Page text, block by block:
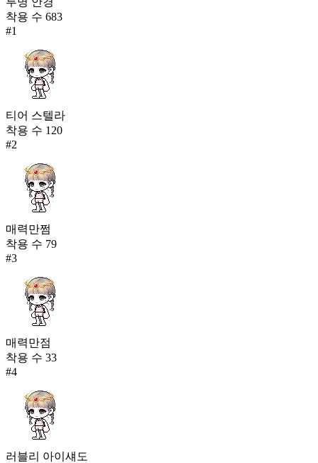
착용 수 683
#1
티어 스텔라
착용 수 120
#2
매력만쩜
착용 수 79
#3
매력만점
착용 수 33
#4
러블리 아이섀도